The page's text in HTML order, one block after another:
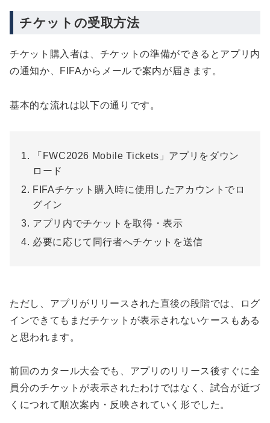
チケットの受取方法
チケット購入者は、チケットの準備ができるとアプリ内
の通知か、FIFAからメールで案内が届きます。
基本的な流れは以下の通りです。
「FWC2026 Mobile Tickets」アプリをダウン
ロード
FIFAチケット購入時に使用したアカウントでロ
グイン
アプリ内でチケットを取得・表示
必要に応じて同行者へチケットを送信
ただし、アプリがリリースされた直後の段階では、ログ
インできてもまだチケットが表示されないケースもある
と思われます。
前回のカタール大会でも、アプリのリリース後すぐに全
員分のチケットが表示されたわけではなく、試合が近づ
くにつれて順次案内・反映されていく形でした。